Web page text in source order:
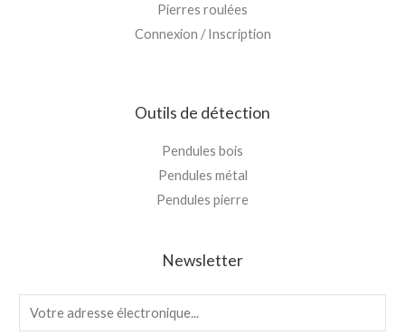
Pierres roulées
Connexion / Inscription
Outils de détection
Pendules bois
Pendules métal
Pendules pierre
Newsletter
m